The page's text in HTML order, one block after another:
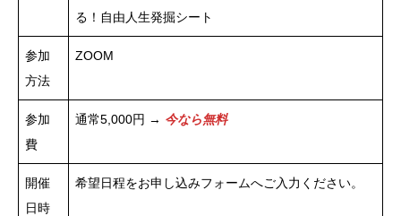
る！自由人生発掘シート
参加
方法
ZOOM
参加
費
通常5,000円 → 今なら無料
開催
日時
希望日程をお申し込みフォームへご入力ください。